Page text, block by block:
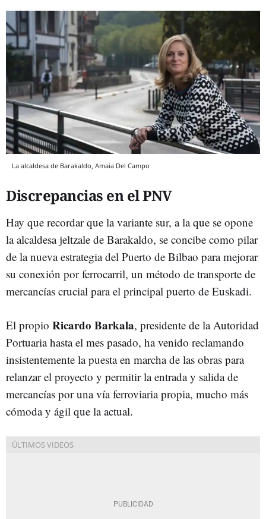
La alcaldesa de Barakaldo, Amaia Del Campo
Discrepancias en el PNV
Hay que recordar que la variante sur, a la que se opone
la alcaldesa jeltzale de Barakaldo, se concibe como pilar
de la nueva estrategia del Puerto de Bilbao para mejorar
su conexión por ferrocarril, un método de transporte de
mercancías crucial para el principal puerto de Euskadi.
El propio Ricardo Barkala, presidente de la Autoridad
Portuaria hasta el mes pasado, ha venido reclamando
insistentemente la puesta en marcha de las obras para
relanzar el proyecto y permitir la entrada y salida de
mercancías por una vía ferroviaria propia, mucho más
cómoda y ágil que la actual.